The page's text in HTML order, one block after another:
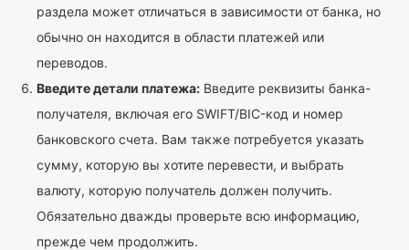
раздела может отличаться в зависимости от банка, но
обычно он находится в области платежей или
переводов.
Введите детали платежа: Введите реквизиты банка-
получателя, включая его SWIFT/BIC-код и номер
банковского счета. Вам также потребуется указать
сумму, которую вы хотите перевести, и выбрать
валюту, которую получатель должен получить.
Обязательно дважды проверьте всю информацию,
прежде чем продолжить.